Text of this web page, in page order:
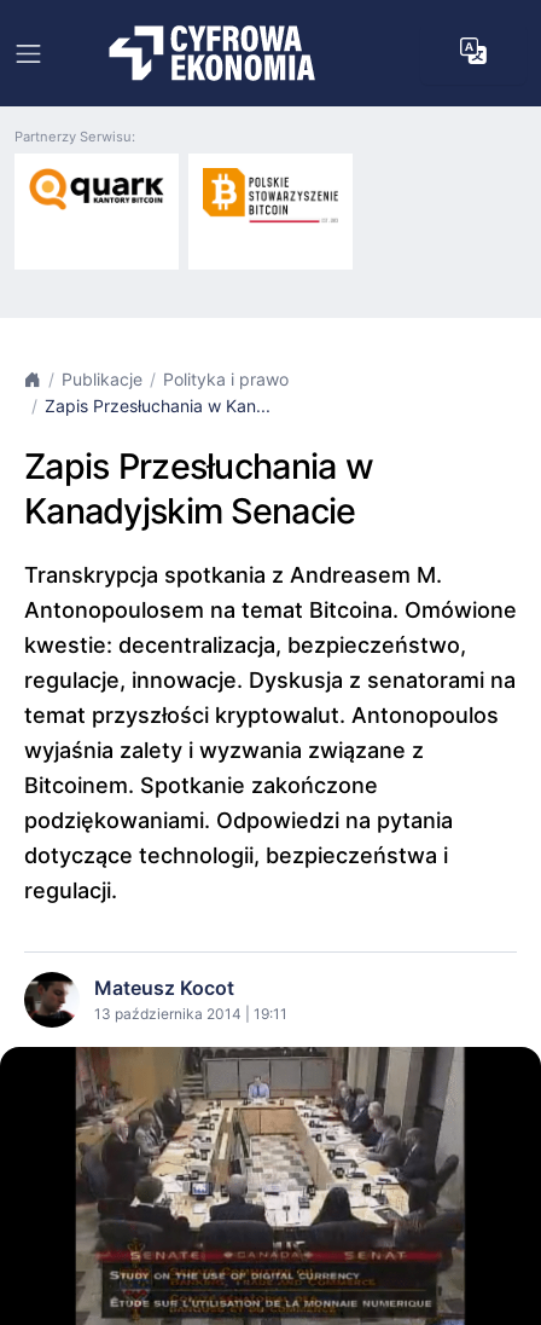
Partnerzy Serwisu:
Publikacje
Polityka i prawo
Zapis Przesłuchania w Kan...
Zapis Przesłuchania w
Kanadyjskim Senacie
Transkrypcja spotkania z Andreasem M.
Antonopoulosem na temat Bitcoina. Omówione
kwestie: decentralizacja, bezpieczeństwo,
regulacje, innowacje. Dyskusja z senatorami na
temat przyszłości kryptowalut. Antonopoulos
wyjaśnia zalety i wyzwania związane z
Bitcoinem. Spotkanie zakończone
podziękowaniami. Odpowiedzi na pytania
dotyczące technologii, bezpieczeństwa i
regulacji.
Mateusz Kocot
13 października 2014 | 19:11